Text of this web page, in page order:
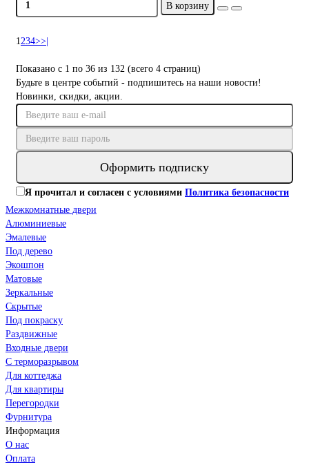
В корзину
1234>>|
Показано с 1 по 36 из 132 (всего 4 страниц)
Будьте в центре событий - подпишитесь на наши новости!
Новинки, скидки, акции.
Оформить подписку
Я прочитал и согласен с условиями Политика безопасности
Межкомнатные двери
Алюминиевые
Эмалевые
Под дерево
Экошпон
Матовые
Зеркальные
Скрытые
Под покраску
Раздвижные
Входные двери
С терморазрывом
Для коттеджа
Для квартиры
Перегородки
Фурнитура
Информация
О нас
Оплата